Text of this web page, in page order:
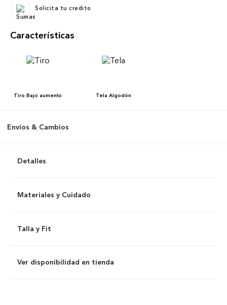
Solicita tu credito
Características
Tiro Bajo aumento Tela Algodón
Envíos & Cambios
Detalles
Materiales y Cuidado
Talla y Fit
Ver disponibilidad en tienda